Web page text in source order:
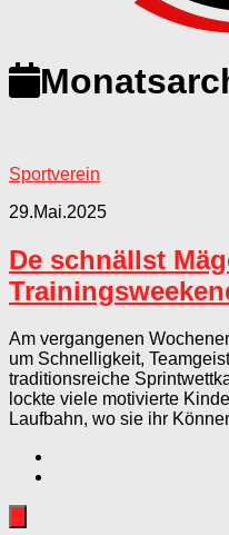
Sportverein
29.Mai.2025
De schnällst
Am vergangenen
um Schnelligkeit,
traditionsreiche
lockte viele motivierte
Laufbahn, wo sie ihr